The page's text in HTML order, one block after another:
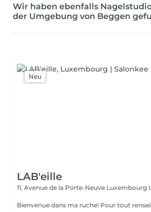
Wir haben ebenfalls
der Umgebung von Beggen
Neu
LAB'eille
11, Avenue de la Porte-Neuve Luxembourg
Bienvenue dans ma ruche! Pour tout